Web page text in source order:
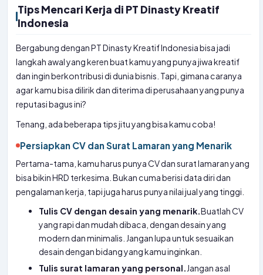
Tips Mencari Kerja di PT Dinasty Kreatif
Indonesia
Bergabung dengan PT Dinasty Kreatif Indonesia bisa jadi
langkah awal yang keren buat kamu yang punya jiwa kreatif
dan ingin berkontribusi di dunia bisnis. Tapi, gimana caranya
agar kamu bisa dilirik dan diterima di perusahaan yang punya
reputasi bagus ini?
Tenang, ada beberapa tips jitu yang bisa kamu coba!
Persiapkan CV dan Surat Lamaran yang Menarik
Pertama-tama, kamu harus punya CV dan surat lamaran yang
bisa bikin HRD terkesima. Bukan cuma berisi data diri dan
pengalaman kerja, tapi juga harus punya nilai jual yang tinggi.
Tulis CV dengan desain yang menarik.Buatlah CV
yang rapi dan mudah dibaca, dengan desain yang
modern dan minimalis. Jangan lupa untuk sesuaikan
desain dengan bidang yang kamu inginkan.
Tulis surat lamaran yang personal.Jangan asal